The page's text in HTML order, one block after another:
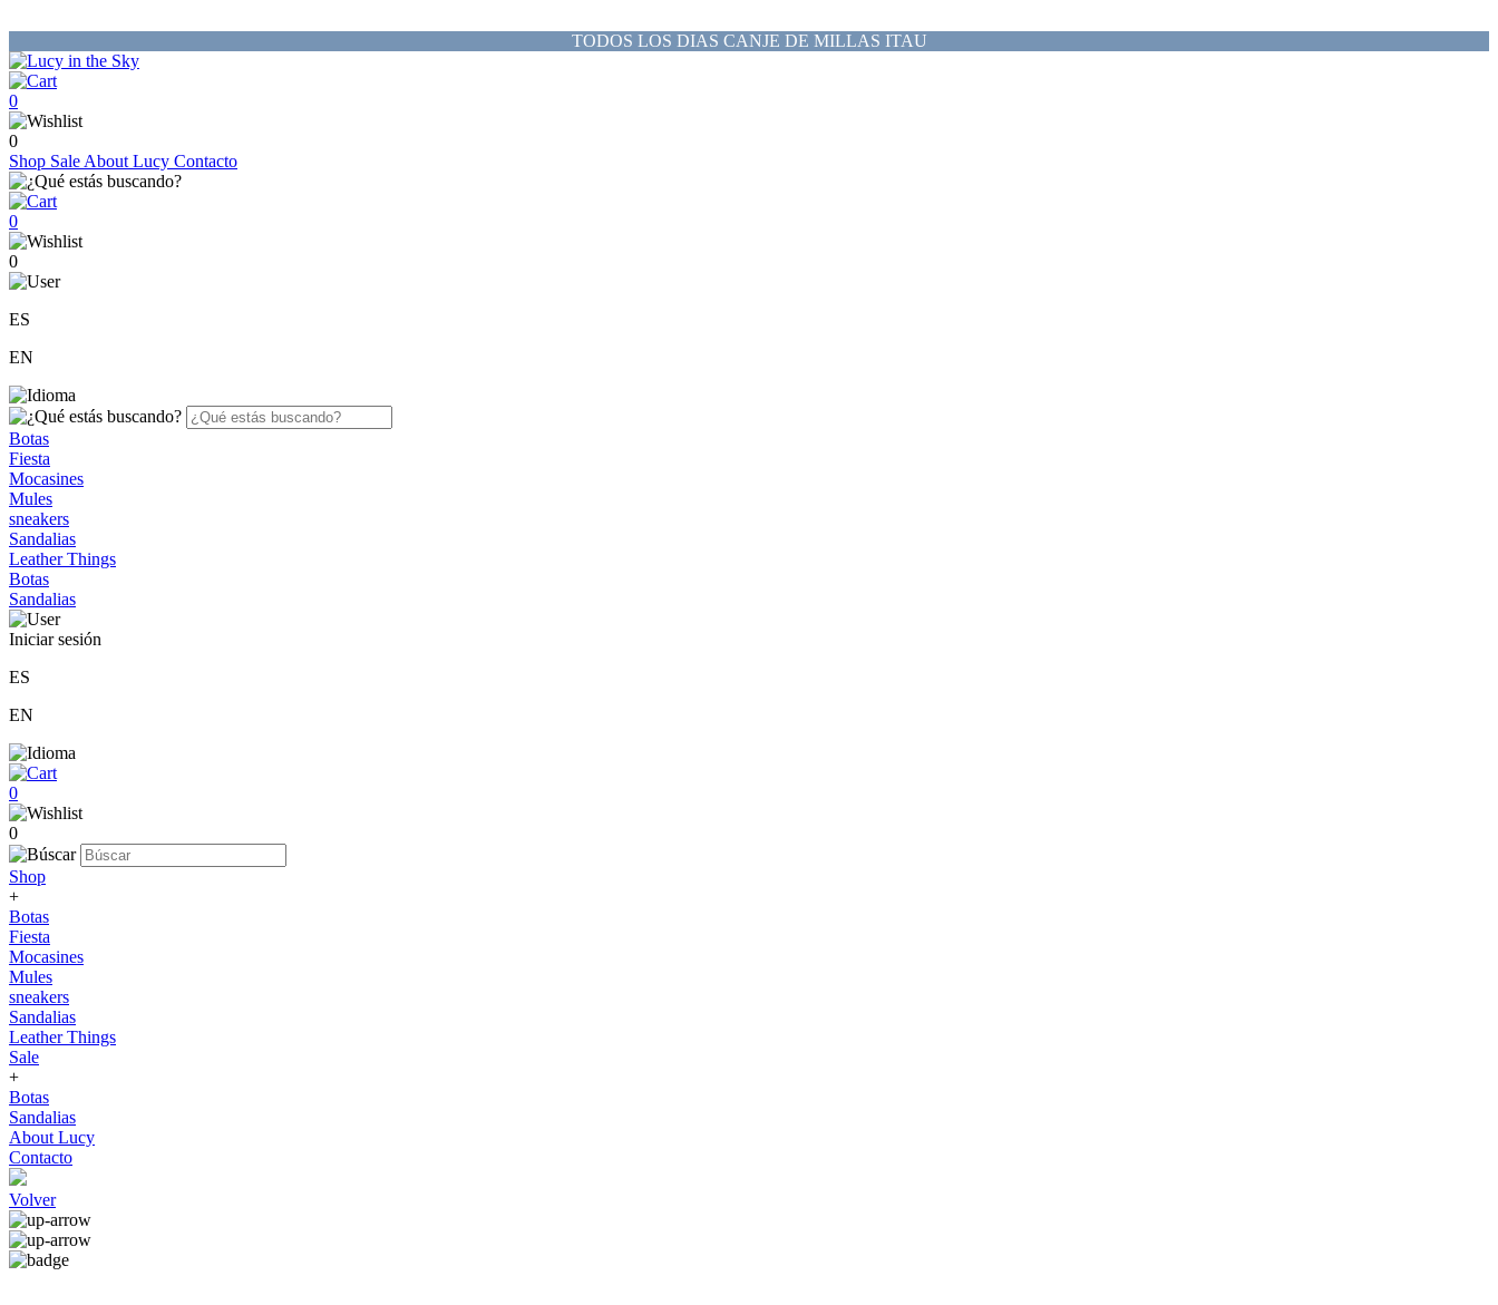
TODOS LOS DIAS CANJE DE MILLAS ITAU
0
0
Shop Sale About Lucy Contacto
0
0
ES
EN
Botas
Fiesta
Mocasines
Mules
sneakers
Sandalias
Leather Things
Botas
Sandalias
Iniciar sesión
ES
EN
0
0
Shop
+
Botas
Fiesta
Mocasines
Mules
sneakers
Sandalias
Leather Things
Sale
+
Botas
Sandalias
About Lucy
Contacto
Volver